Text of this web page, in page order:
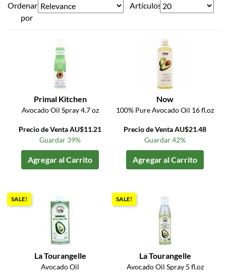
Ordenar
por
Artículos
Primal Kitchen
Avocado Oil Spray 4.7 oz
Precio de Venta AU$11.21
Guardar 39%
Agregar al Carrito
Now
100% Pure Avocado Oil 16 fl.oz
Precio de Venta AU$21.48
Guardar 42%
Agregar al Carrito
SALE!
La Tourangelle
Avocado Oil
SALE!
La Tourangelle
Avocado Oil Spray 5 fl.oz